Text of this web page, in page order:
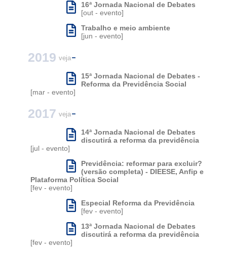
16ª Jornada Nacional de Debates
[out - evento]
Trabalho e meio ambiente
[jun - evento]
2019 veja
15ª Jornada Nacional de Debates -
Reforma da Previdência Social
[mar - evento]
2017 veja
14ª Jornada Nacional de Debates
discutirá a reforma da previdência
[jul - evento]
Previdência: reformar para excluir?
(versão completa) - DIEESE, Anfip e
Plataforma Política Social
[fev - evento]
Especial Reforma da Previdência
[fev - evento]
13ª Jornada Nacional de Debates
discutirá a reforma da previdência
[fev - evento]